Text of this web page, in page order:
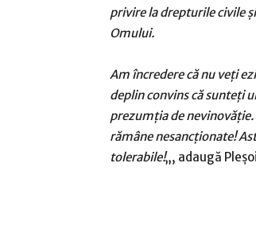
privire la drepturile civile
Omului.
Am încredere că nu veţi
deplin convins că sunteţi
prezumţia de
rămâne nesancţionate!
tolerabile!„, adaugă